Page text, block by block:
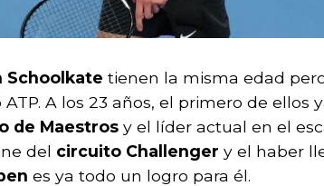
Schoolkate tienen la misma edad
A los 23 años, el primero de ellos
de Maestros y el líder actual en el
del circuito Challenger y el haber
es ya todo un logro para él.